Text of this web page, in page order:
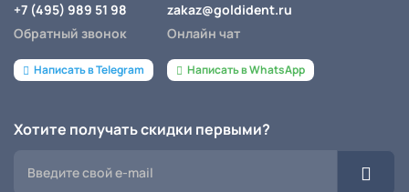
+7 (495) 989 51 98
Обратный звонок
Написать в Telegram
zakaz@goldident.ru
Онлайн чат
Написать в WhatsApp
Хотите получать скидки первыми?